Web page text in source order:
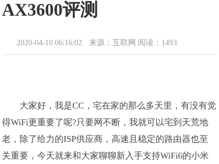
AX3600评测
2020-04-10 06:16:02 来源：互联网 阅读：1493
大家好，我是CC，宅在家的那么多天里，有没有觉
得WiFi更重要了呢?只要网不断，我就可以宅到天荒地
老，除了给力的ISP供应商，高速且稳定的路由器也至
关重要，今天就来和大家聊聊新入手支持WiFi6的小米